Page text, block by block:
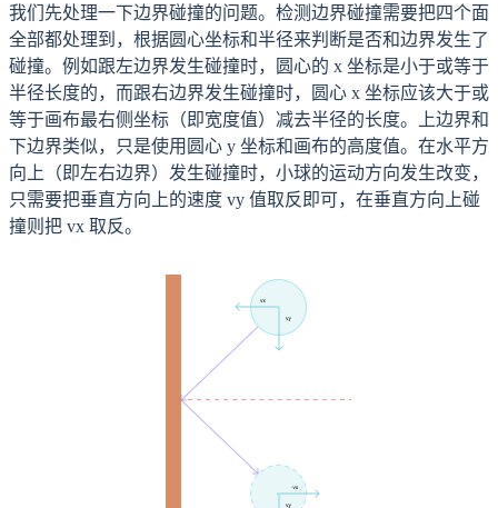
我们先处理一下边界碰撞的问题。检测边界碰撞需要把四个面
全部都处理到，根据圆心坐标和半径来判断是否和边界发生了
碰撞。例如跟左边界发生碰撞时，圆心的 x 坐标是小于或等于
半径长度的，而跟右边界发生碰撞时，圆心 x 坐标应该大于或
等于画布最右侧坐标（即宽度值）减去半径的长度。上边界和
下边界类似，只是使用圆心 y 坐标和画布的高度值。在水平方
向上（即左右边界）发生碰撞时，小球的运动方向发生改变，
只需要把垂直方向上的速度 vy 值取反即可，在垂直方向上碰
撞则把 vx 取反。